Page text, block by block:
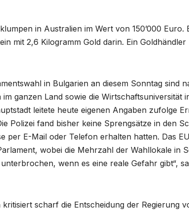
in Australien im Wert von 150’000 Euro.
mit 2,6 Kilogramm Gold darin. Ein
in Bulgarien an diesem Sonntag sind
ganzen Land sowie die Wirtschaftsuniversität
leitete heute eigenen Angaben zufolge
Polizei fand bisher keine Sprengsätze in den
per E-Mail oder Telefon erhalten hatten. Das
wobei die Mehrzahl der Wahllokale in
wenn es eine reale Gefahr gibt“,
scharf die Entscheidung der Regierung